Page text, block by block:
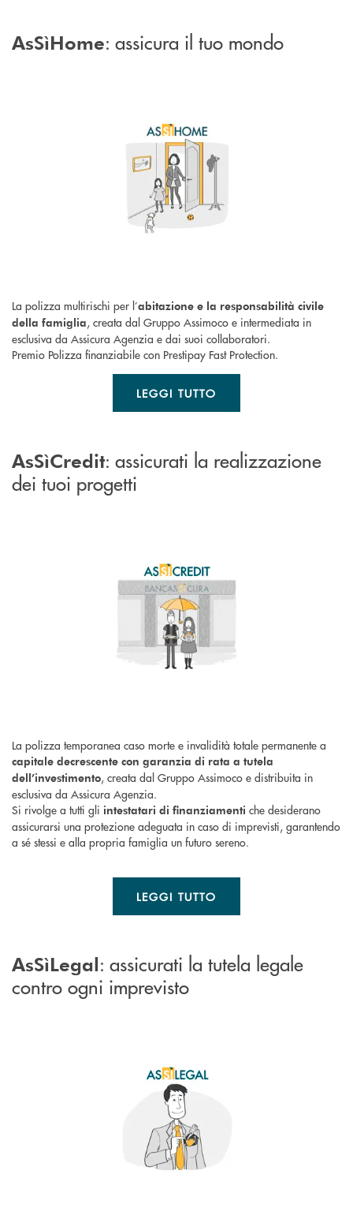
AsSìHome: assicura il tuo mondo
La polizza multirischi per l’abitazione e la responsabilità civile
della famiglia, creata dal Gruppo Assimoco e intermediata in
esclusiva da Assicura Agenzia e dai suoi collaboratori.
Premio Polizza finanziabile con Prestipay Fast Protection.
LEGGI TUTTO
AsSìCredit: assicurati la realizzazione
dei tuoi progetti
La polizza temporanea caso morte e invalidità totale permanente a
capitale decrescente con garanzia di rata a tutela
dell’investimento, creata dal Gruppo Assimoco e distribuita in
esclusiva da Assicura Agenzia.
Si rivolge a tutti gli intestatari di finanziamenti che desiderano
assicurarsi una protezione adeguata in caso di imprevisti, garantendo
a sé stessi e alla propria famiglia un futuro sereno.
LEGGI TUTTO
AsSìLegal: assicurati la tutela legale
contro ogni imprevisto